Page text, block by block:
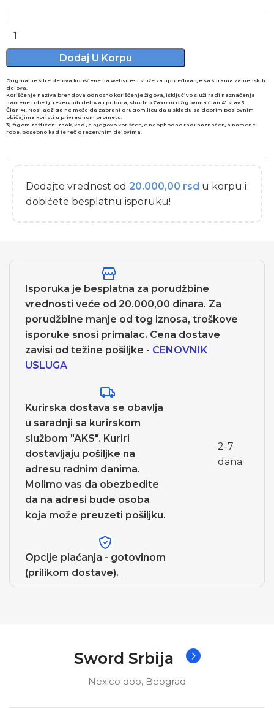
Dodaj U Korpu
Alternative:
Originalne šifre delova korišćene na website-u služe za upoređivanje sa šiframa zamenskih
delova.
Korišćenje naziva brendova odnosno korišćenje žigova, isključivo služi radi naznačenja
namene robe tj. rezervnih delova i pribora, shodno Zakonu o žigovima član 41 stav 3.
Član 41. Nosilac žiga ne može da zabrani drugom licu da u skladu sa dobrim poslovnim
običajima koristi u privrednom prometu:
3) žigom zaštićeni znak, kad je njegovo korišćenje neophodno radi naznačenja namene
robe, posebno kad je reč o rezervnim delovima.
Dodajte vrednost od20.000,00 rsd u korpu i
dobićete besplatnu isporuku!
Isporuka je besplatna za porudžbine
vrednosti veće od 20.000,00 dinara. Za
porudžbine manje od tog iznosa, troškove
isporuke snosi primalac. Cena dostave
zavisi od težine pošiljke - CENOVNIK
USLUGA
Kurirska dostava se obavlja
u saradnji sa kurirskom
službom "AKS". Kuriri
dostavljaju pošiljke na
adresu radnim danima.
Molimo vas da obezbedite
da na adresi bude osoba
koja može preuzeti pošiljku.
2-7
dana
Opcije plaćanja - gotovinom
(prilikom dostave).
Sword Srbija
Nexico doo, Beograd